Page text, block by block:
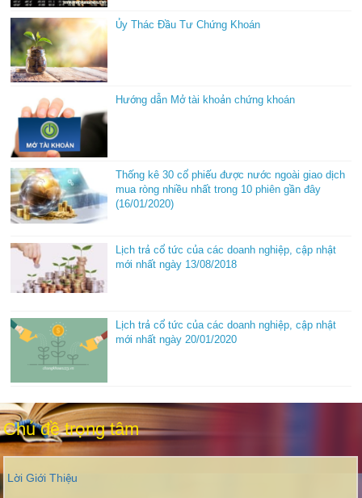
Ủy Thác Đầu Tư Chứng Khoán
Hướng dẫn Mở tài khoản chứng khoán
Thống kê 30 cổ phiếu được nước ngoài giao dịch
mua ròng nhiều nhất trong 10 phiên gần đây
(16/01/2020)
Lịch trả cổ tức của các doanh nghiệp, cập nhật
mới nhất ngày 13/08/2018
Lịch trả cổ tức của các doanh nghiệp, cập nhật
mới nhất ngày 20/01/2020
Chủ đề trọng tâm
Lời Giới Thiệu